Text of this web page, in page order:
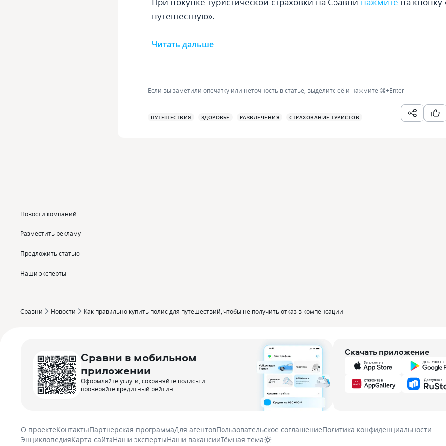
Новости компаний
Разместить рекламу
Предложить статью
Наши эксперты
путешествую».
Читать дальше
Если вы заметили опечатку или неточность в статье, выделите её и нажмите ⌘+Enter
ПУТЕШЕСТВИЯ ЗДОРОВЬЕ РАЗВЛЕЧЕНИЯ СТРАХОВАНИЕ ТУРИСТОВ
Сравни Новости Как правильно купить полис для путешествий‚ чтобы не получить отказ в компенсации
Сравни в мобильном
приложении
Оформляйте услуги, сохраняйте полисы и
проверяйте кредитный рейтинг
Скачать приложение
О проектеКонтактыПартнерская программаДля агентовПользовательское соглашениеПолитика конфиденциальности
ЭнциклопедияКарта сайтаНаши экспертыНаши вакансииТёмная тема